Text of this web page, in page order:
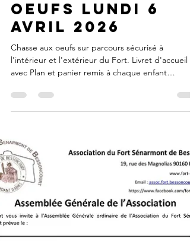
4 mars
1 min de lecture
Chasse aux
oeufs lundi 6
avril 2026
l'intérieur et l'extérieur du Fort. Livret d'accueil
avec Plan et panier remis à chaque enfant
Réservation créneau 10H30 --> créneau complet
Réservation créneau 11h30